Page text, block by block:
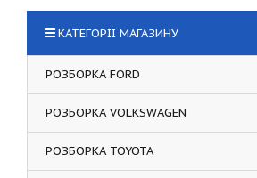
КАТЕГОРІЇ МАГАЗИНУ
РОЗБОРКА FORD
РОЗБОРКА VOLKSWAGEN
РОЗБОРКА TOYOTA